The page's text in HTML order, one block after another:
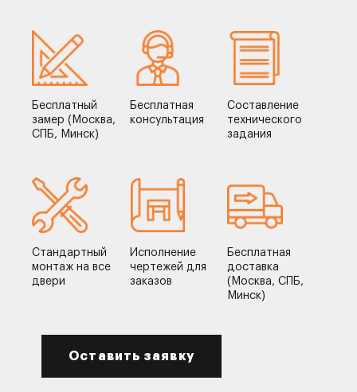
Бесплатный
замер (Москва,
СПБ, Минск)
Бесплатная
консультация
Составление
технического
задания
Стандартный
монтаж на все
двери
Исполнение
чертежей для
заказов
Бесплатная
доставка
(Москва, СПБ,
Минск)
Оставить заявку